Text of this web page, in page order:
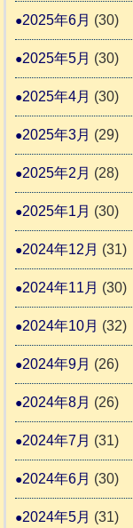
2025年6月 (30)
2025年5月 (30)
2025年4月 (30)
2025年3月 (29)
2025年2月 (28)
2025年1月 (30)
2024年12月 (31)
2024年11月 (30)
2024年10月 (32)
2024年9月 (26)
2024年8月 (26)
2024年7月 (31)
2024年6月 (30)
2024年5月 (31)